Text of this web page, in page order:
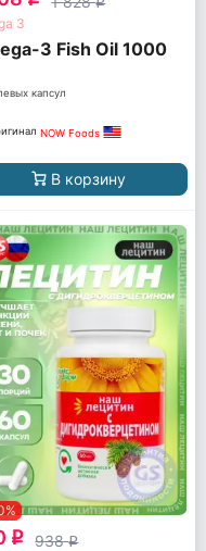
3
3 Fish Oil 1000
капсул
NOW Foods
В корзину
q 938q